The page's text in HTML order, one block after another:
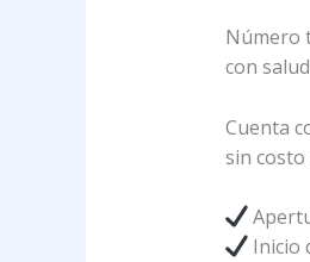
Número
con
Cuenta
sin costo
Inicio